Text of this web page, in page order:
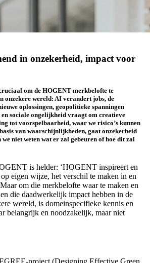
in onzekerheid, impact voor
om de HOGENT-merkbelofte te
onzekere wereld: AI verandert jobs, de
oplossingen, geopolitieke spanningen
sociale ongelijkheid vraagt om creatieve
tot voorspelbaarheid, waar we risico’s kunnen
van waarschijnlijkheden, gaat onzekerheid
niet weten wat er zal gebeuren of hoe dit zal
is helder: ‘HOGENT inspireert en
eigen wijze, het verschil te maken in en
om die merkbelofte waar te maken en
die daadwerkelijk impact hebben in de
wereld, is domeinspecifieke kennis en
belangrijk en noodzakelijk, maar niet